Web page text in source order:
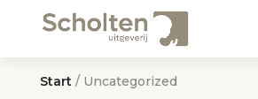
Start / Uncategorized